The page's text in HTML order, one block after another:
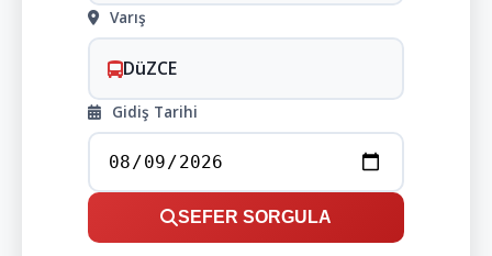
Varış
DüZCE
Gidiş Tarihi
SEFER SORGULA